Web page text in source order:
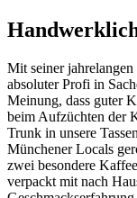
Mit seiner
absoluter Profi in
Meinung, dass guter
beim Aufzüchten der
Trunk in unsere
Münchener Locals
zwei besondere
verpackt mit nach